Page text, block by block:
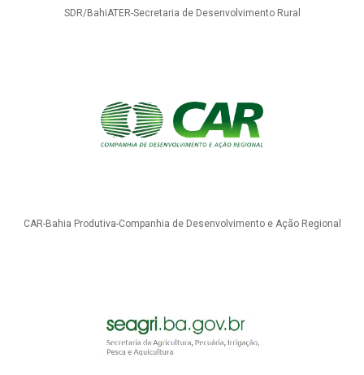
SDR/BahiATER-Secretaria de Desenvolvimento Rural
CAR-Bahia Produtiva-Companhia de Desenvolvimento e Ação Regional